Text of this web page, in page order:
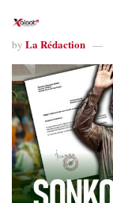
by La Rédaction